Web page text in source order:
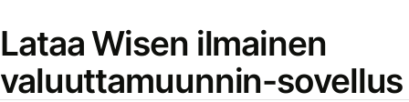
Lataa Wisen ilmainen
valuuttamuunnin-sovellus